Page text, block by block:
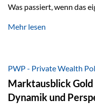
Was passiert, wenn das
verwalten? Wie kann
unbürokratisch
Testament angewiesen
nicht ausreichen
oft…
Mehr lesen
PWP - Private Wealth
Marktausblick
Dynamik und